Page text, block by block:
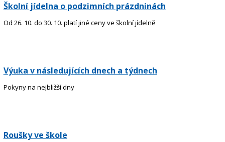
Školní jídelna o podzimních prázdninách
Od 26. 10. do 30. 10. platí jiné ceny ve školní jídelně
Výuka v následujících dnech a týdnech
Pokyny na nejbližší dny
Roušky ve škole